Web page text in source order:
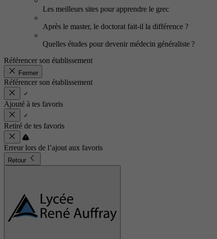
Les meilleurs sites pour apprendre le grec
Après le master, le doctorat fait-il la différence ?
Quelles études pour devenir médecin généraliste ?
Référencer son établissement
Fermer
Référencer son établissement
Ajouté à tes favoris
Retiré de tes favoris
Erreur lors de l’ajout aux favoris
Retour